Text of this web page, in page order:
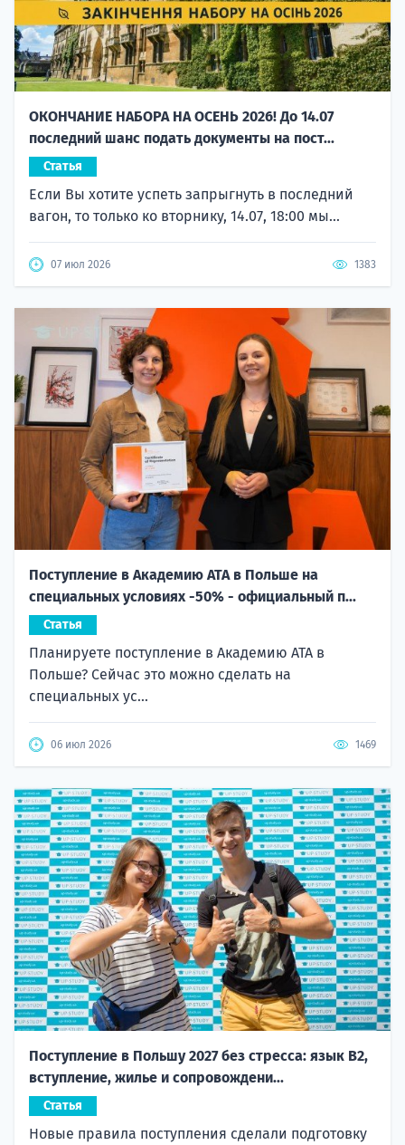
ОКОНЧАНИЕ НАБОРА НА ОСЕНЬ 2026! До 14.07
последний шанс подать документы на пост...
Статья
Если Вы хотите успеть запрыгнуть в последний
вагон, то только ко вторнику, 14.07, 18:00 мы...
07 июл 2026 1383
Поступление в Академию ATA в Польше на
специальных условиях -50% - официальный п...
Статья
Планируете поступление в Академию ATA в
Польше? Сейчас это можно сделать на
специальных ус...
06 июл 2026 1469
Поступление в Польшу 2027 без стресса: язык B2,
вступление, жилье и сопровождени...
Статья
Новые правила поступления сделали подготовку